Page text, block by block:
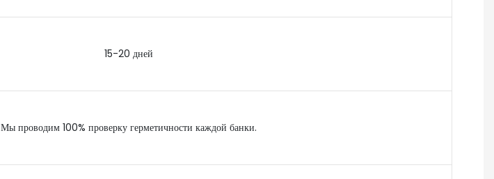
15-20 дней
Мы проводим 100% проверку герметичности каждой банки.